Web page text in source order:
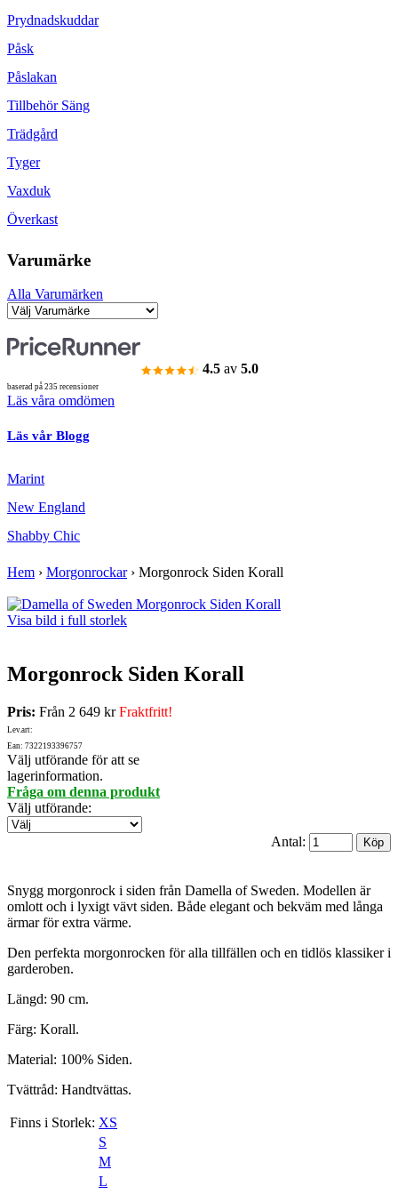
Prydnadskuddar
Påsk
Påslakan
Tillbehör Säng
Trädgård
Tyger
Vaxduk
Överkast
Varumärke
Alla Varumärken
4.5 av 5.0
baserad på 235 recensioner
Läs våra omdömen
Läs vår Blogg
Marint
New England
Shabby Chic
Hem › Morgonrockar› Morgonrock Siden Korall
Visa bild i full storlek
Morgonrock Siden Korall
Pris: Från 2 649 krFraktfritt!
Lev.art:
Ean: 7322193396757
Välj utförande för att se
lagerinformation.
Fråga om denna produkt
Välj utförande:
Antal:
Snygg morgonrock i siden från Damella of Sweden. Modellen är
omlott och i lyxigt vävt siden. Både elegant och bekväm med långa
ärmar för extra värme.
Den perfekta morgonrocken för alla tillfällen och en tidlös klassiker i
garderoben.
Längd: 90 cm.
Färg: Korall.
Material: 100% Siden.
Tvättråd: Handtvättas.
Finns i Storlek: XS
S
M
L